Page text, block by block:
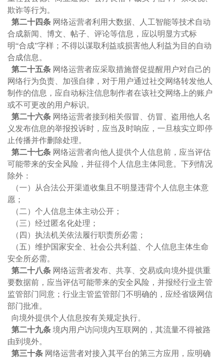
欺诈等行为。
第二十四条 网络运营者利用大数据、人工智能等技术自动
合成新闻、博文、帖子、评论等信息，应以明显方式标
明“合成”字样；不得以谋取利益或损害他人利益为目的自动
合成信息。
第二十五条 网络运营者应采取措施督促提醒用户对自己的
网络行为负责、加强自律，对于用户通过社交网络转发他人
制作的信息，应自动标注信息制作者在该社交网络上的账户
或不可更改的用户标识。
第二十六条 网络运营者接到相关假冒、仿冒、盗用他人名
义发布信息的举报投诉时，应当及时响应，一旦核实立即停
止传播并作删除处理。
第二十七条 网络运营者向他人提供个人信息前，应当评估
可能带来的安全风险，并征得个人信息主体同意。下列情况
除外：
（一）从合法公开渠道收集且不明显违背个人信息主体意
愿；
（二）个人信息主体主动公开；
（三）经过匿名化处理；
（四）执法机关依法履行职责所必需；
（五）维护国家安全、社会公共利益、个人信息主体生命
安全所必需。
第二十八条 网络运营者发布、共享、交易或向境外提供重
要数据前，应当评估可能带来的安全风险，并报经行业主管
监管部门同意；行业主管监管部门不明确的，应经省级网信
部门批准。
向境外提供个人信息按有关规定执行。
第二十九条 境内用户访问境内互联网的，其流量不得被路
由到境外。
第三十条 网络运营者对接入其平台的第三方应用，应明确